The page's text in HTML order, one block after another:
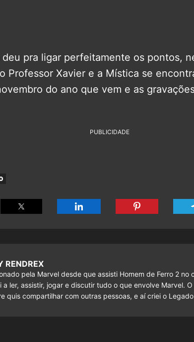
pra ligar perfeitamente os pontos,
Professor Xavier e a Mística se
do ano que vem e as
PUBLICIDADE
RENDREX
pela Marvel desde que assisti Homem de Ferro 2 no
a ler, assistir, jogar e discutir tudo o que envolve Marvel.
quis compartilhar com outras pessoas, e aí criei o